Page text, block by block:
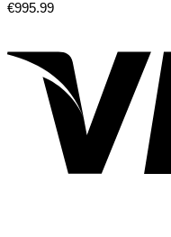
€995.99